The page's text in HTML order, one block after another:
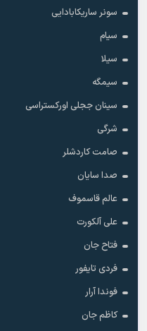
سونر ساریکابادایی
سیام
سیلا
سیمگه
سینان ججلی اورکستراسی
شرگی
صامت کاردشلر
صدا سایان
عالم قاسموف
علی آلکورت
فتاح جان
فردی تایفور
فوندا آرار
کاظم جان